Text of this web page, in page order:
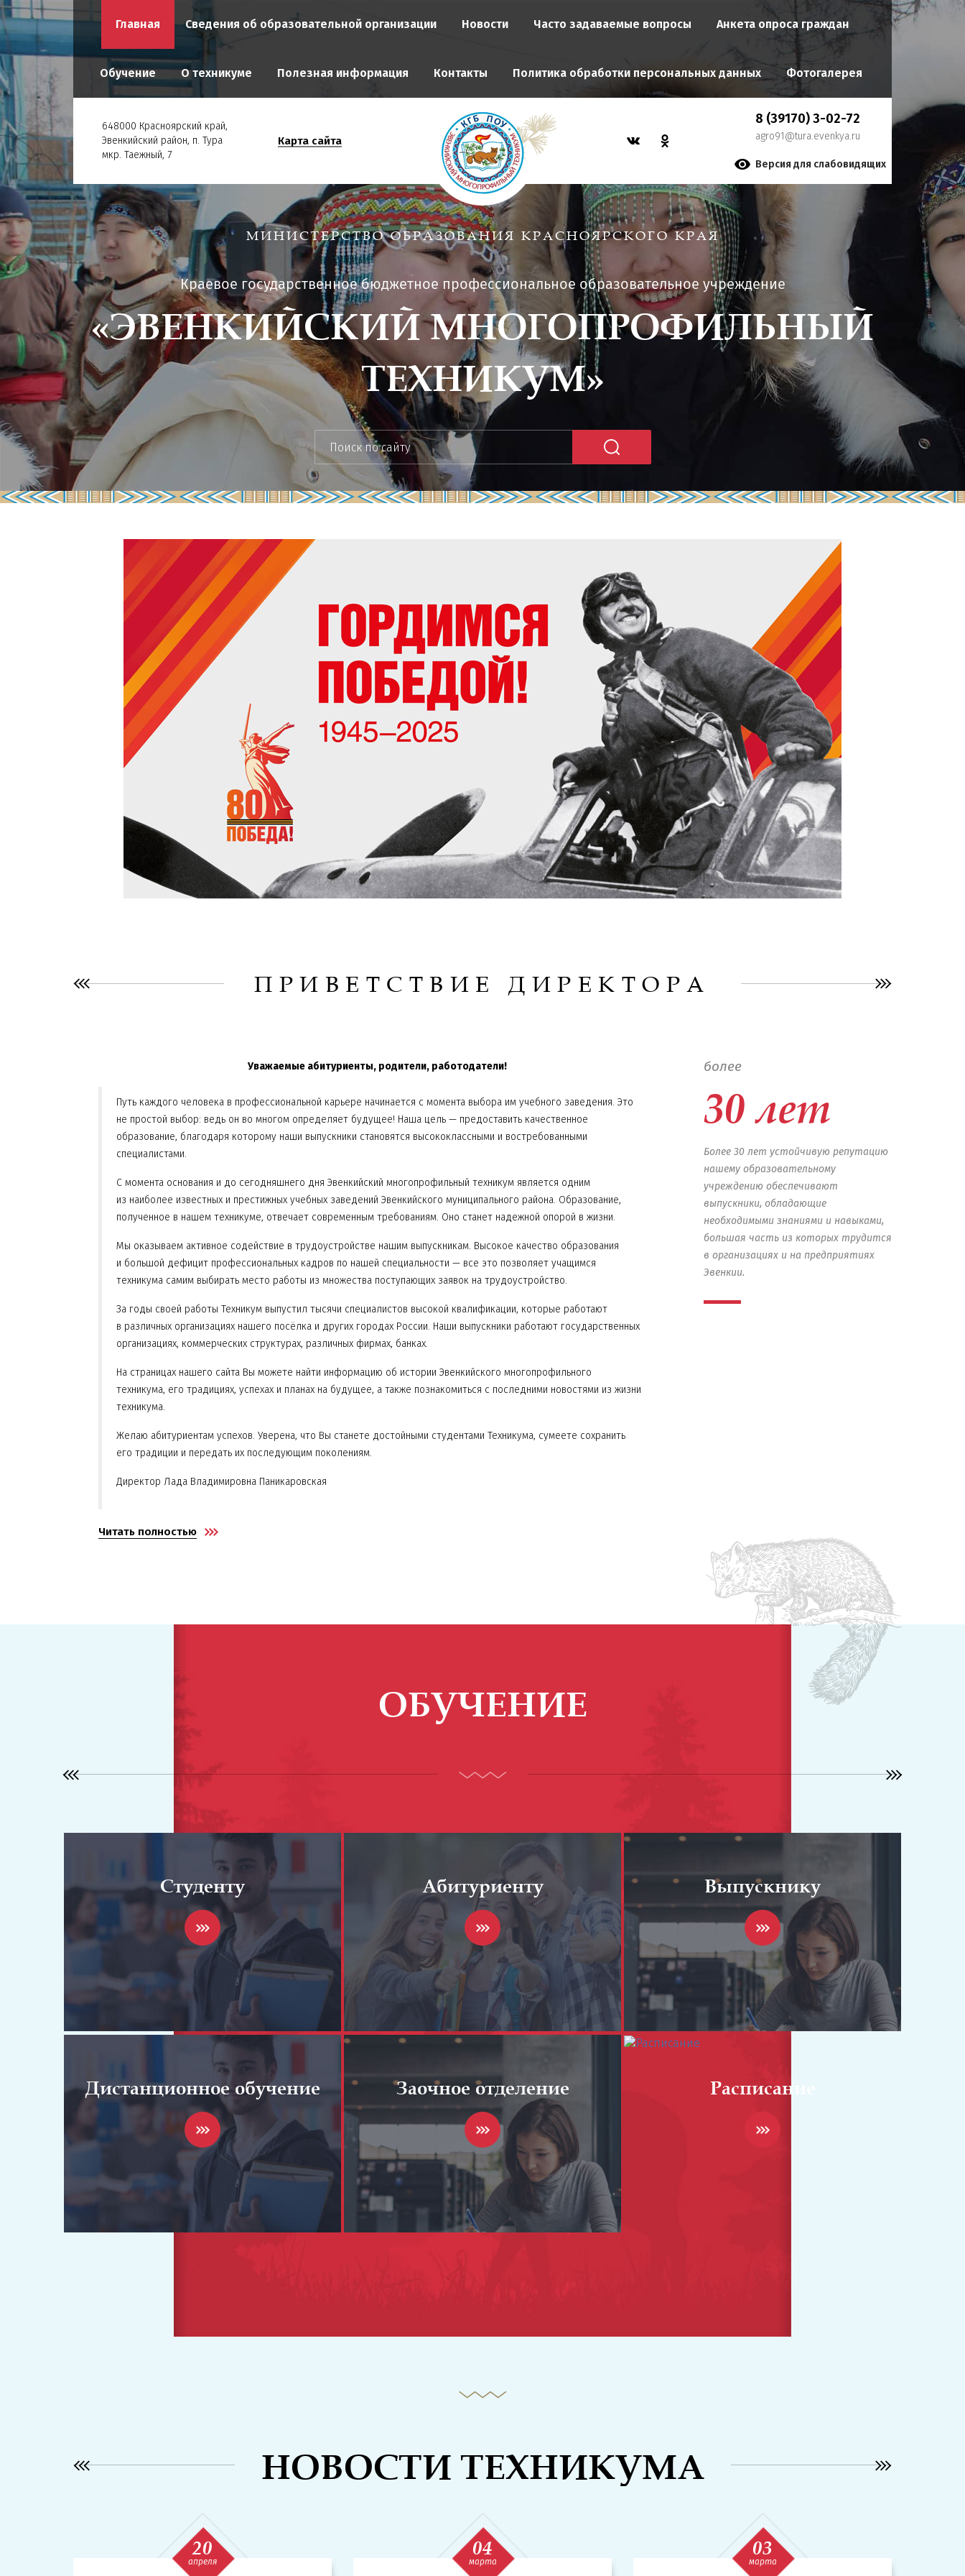
Главная Сведения об образовательной организации Новости Часто задаваемые вопросы Анкета опроса граждан
Обучение О техникуме Полезная информация Контакты Политика обработки персональных данных Фотогалерея
648000 Красноярский край,
Эвенкийский район, п. Тура
мкр. Таежный, 7
Карта сайта
8 (39170) 3-02-72
agro91@tura.evenkya.ru
Версия для слабовидящих
МИНИСТЕРСТВО ОБРАЗОВАНИЯ КРАСНОЯРСКОГО КРАЯ
Краевое государственное бюджетное профессиональное образовательное учреждение
«ЭВЕНКИЙСКИЙ МНОГОПРОФИЛЬНЫЙ
ТЕХНИКУМ»
ПРИВЕТСТВИЕ ДИРЕКТОРА
Уважаемые абитуриенты, родители, работодатели!
Путь каждого человека в профессиональной карьере начинается с момента выбора им учебного заведения. Это
не простой выбор: ведь он во многом определяет будущее! Наша цель — предоставить качественное
образование, благодаря которому наши выпускники становятся высококлассными и востребованными
специалистами.
С момента основания и до сегодняшнего дня Эвенкийский многопрофильный техникум является одним
из наиболее известных и престижных учебных заведений Эвенкийского муниципального района. Образование,
полученное в нашем техникуме, отвечает современным требованиям. Оно станет надежной опорой в жизни.
Мы оказываем активное содействие в трудоустройстве нашим выпускникам. Высокое качество образования
и большой дефицит профессиональных кадров по нашей специальности — все это позволяет учащимся
техникума самим выбирать место работы из множества поступающих заявок на трудоустройство.
За годы своей работы Техникум выпустил тысячи специалистов высокой квалификации, которые работают
в различных организациях нашего посёлка и других городах России. Наши выпускники работают государственных
организациях, коммерческих структурах, различных фирмах, банках.
На страницах нашего сайта Вы можете найти информацию об истории Эвенкийского многопрофильного
техникума, его традициях, успехах и планах на будущее, а также познакомиться с последними новостями из жизни
техникума.
Желаю абитуриентам успехов. Уверена, что Вы станете достойными студентами Техникума, сумеете сохранить
его традиции и передать их последующим поколениям.
Директор Лада Владимировна Паникаровская
Читать полностью
более
30 лет
Более 30 лет устойчивую репутацию
нашему образовательному
учреждению обеспечивают
выпускники, обладающие
необходимыми знаниями и навыками,
большая часть из которых трудится
в организациях и на предприятиях
Эвенкии.
ОБУЧЕНИЕ
Студенту Абитуриенту Выпускнику
Дистанционное обучение Заочное отделение Расписание
НОВОСТИ ТЕХНИКУМА
20
апреля
04
марта
03
марта